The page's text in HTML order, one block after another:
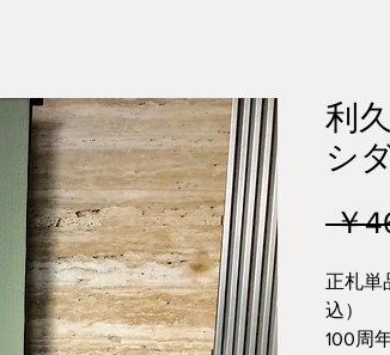
利
シ
￥
正札
込）
100周